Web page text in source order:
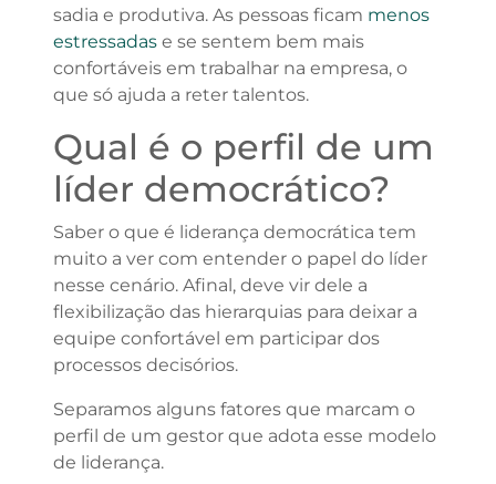
sadia e produtiva. As pessoas ficam menos
estressadase se sentem bem mais
confortáveis em trabalhar na empresa, o
que só ajuda a reter talentos.
Qual é o perfil de um
líder democrático?
Saber o que é liderança democrática tem
muito a ver com entender o papel do líder
nesse cenário. Afinal, deve vir dele a
flexibilização das hierarquias para deixar a
equipe confortável em participar dos
processos decisórios.
Separamos alguns fatores que marcam o
perfil de um gestor que adota esse modelo
de liderança.